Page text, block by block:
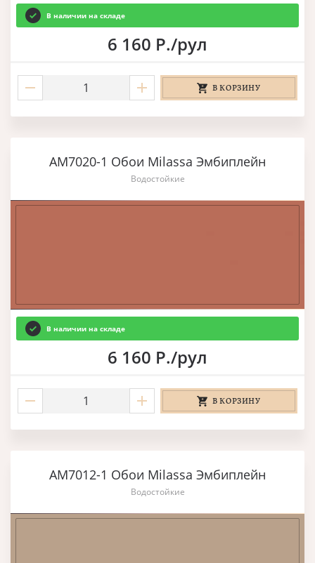
В наличии на складе
6 160 Р./рул
В КОРЗИНУ
AM7020-1 Обои Milassa Эмбиплейн
Водостойкие
В наличии на складе
6 160 Р./рул
В КОРЗИНУ
AM7012-1 Обои Milassa Эмбиплейн
Водостойкие